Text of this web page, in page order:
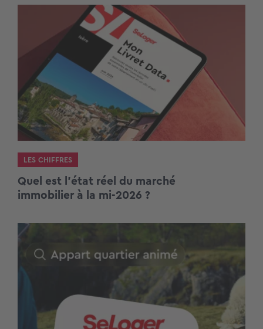
LES CHIFFRES
Quel est l’état réel du marché
immobilier à la mi-2026 ?